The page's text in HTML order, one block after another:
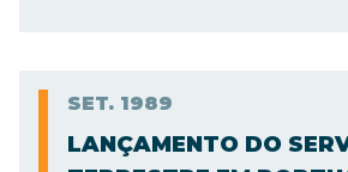
SET. 1989
LANÇAMENTO DO